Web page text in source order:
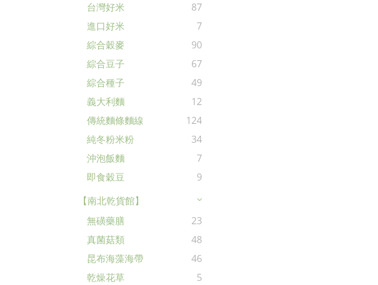
台灣好米
87
進口好米
7
綜合穀麥
90
綜合豆子
67
綜合種子
49
義大利麵
12
傳統麵條麵線
124
純冬粉米粉
34
沖泡飯麵
7
即食穀豆
9
【南北乾貨館】
無磺藥膳
23
真菌菇類
48
昆布海藻海帶
46
乾燥花草
5